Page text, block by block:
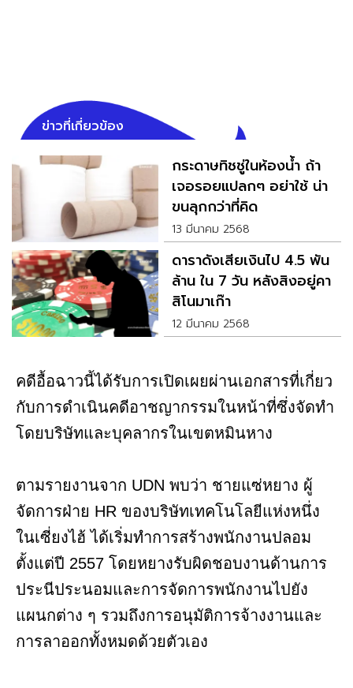
ข่าวที่เกี่ยวข้อง
กระดาษทิชชู่ในห้องน้ำ ถ้า
เจอรอยแปลกๆ อย่าใช้ น่า
ขนลุกกว่าที่คิด
13 มีนาคม 2568
ดาราดังเสียเงินไป 4.5 พัน
ล้าน ใน 7 วัน หลังสิงอยู่คา
สิโนมาเก๊า
12 มีนาคม 2568
คดีอื้อฉาวนี้ได้รับการเปิดเผยผ่านเอกสารที่เกี่ยว
กับการดำเนินคดีอาชญากรรมในหน้าที่ซึ่งจัดทำ
โดยบริษัทและบุคลากรในเขตหมินหาง
ตามรายงานจาก UDN พบว่า ชายแซ่หยาง ผู้
จัดการฝ่าย HR ของบริษัทเทคโนโลยีแห่งหนึ่ง
ในเซี่ยงไฮ้ ได้เริ่มทำการสร้างพนักงานปลอม
ตั้งแต่ปี 2557 โดยหยางรับผิดชอบงานด้านการ
ประนีประนอมและการจัดการพนักงานไปยัง
แผนกต่าง ๆ รวมถึงการอนุมัติการจ้างงานและ
การลาออกทั้งหมดด้วยตัวเอง